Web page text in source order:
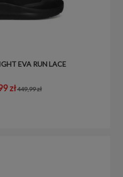
EVA RUN LACE
zł449,99 zł